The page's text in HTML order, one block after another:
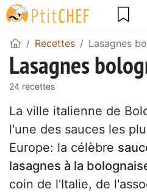
Recettes Lasagnes
Lasagnes
24 recettes
La ville italienne de
l'une des sauces les
Europe: la célèbre
lasagnes à la
coin de l'Italie, de